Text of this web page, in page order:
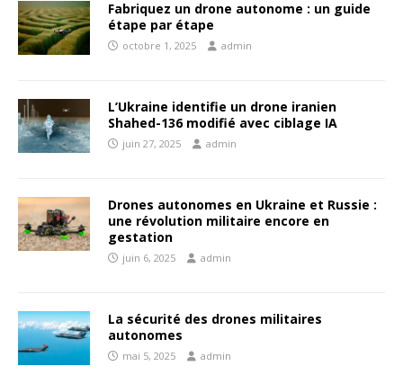
Fabriquez un drone autonome : un guide
étape par étape
octobre 1, 2025 admin
L’Ukraine identifie un drone iranien
Shahed-136 modifié avec ciblage IA
juin 27, 2025 admin
Drones autonomes en Ukraine et Russie :
une révolution militaire encore en
gestation
juin 6, 2025 admin
La sécurité des drones militaires
autonomes
mai 5, 2025 admin